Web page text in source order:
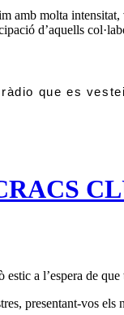
amb molta
d’aquells
que es
estic a l’espera de
presentant-vos els